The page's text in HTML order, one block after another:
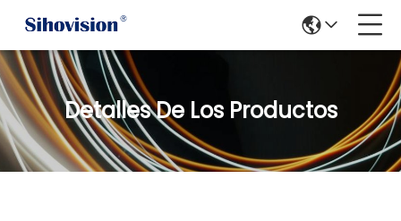
Detalles De Los Productos